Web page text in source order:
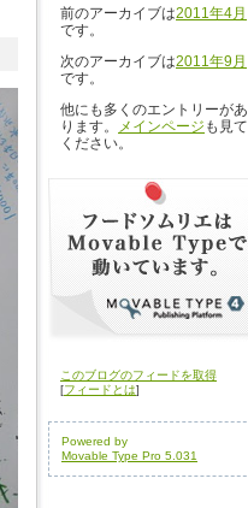
前のアーカイブは2011年4月
です。
次のアーカイブは2011年9月
です。
他にも多くのエントリーがあ
ります。
メインページ も見て
ください。
このブログのフィードを取得
[フィードとは]
Powered by
Movable Type Pro 5.031